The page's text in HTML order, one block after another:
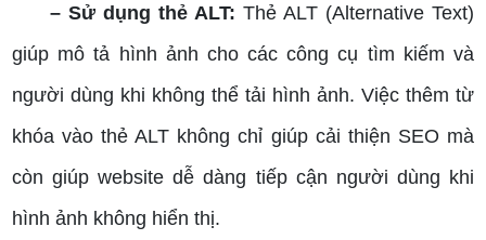
– Sử dụng thẻ ALT: Thẻ ALT (Alternative Text)
giúp mô tả hình ảnh cho các công cụ tìm kiếm và
người dùng khi không thể tải hình ảnh. Việc thêm từ
khóa vào thẻ ALT không chỉ giúp cải thiện SEO mà
còn giúp website dễ dàng tiếp cận người dùng khi
hình ảnh không hiển thị.